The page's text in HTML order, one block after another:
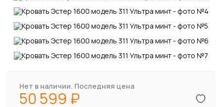
Нет в наличии. Последняя цена
50 599